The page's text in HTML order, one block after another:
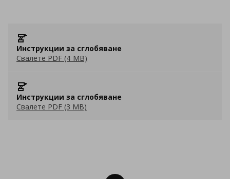
Инструкции за сглобяване
Свалете PDF (4 MB)
Инструкции за сглобяване
Свалете PDF (3 MB)